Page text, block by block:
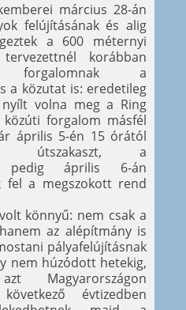
március 28-án
felújításának és alig
a 600 méternyi
korábban
a
a közutat is: eredetileg
volna meg a Ring
közúti forgalom másfél
április 5-én 15 órától
útszakaszt, a
pedig április 6-án
fel a megszokott rend
könnyű: nem csak a
az alépítmány is
pályafelújításnak
nem húzódott hetekig,
Magyarországon
évtizedben